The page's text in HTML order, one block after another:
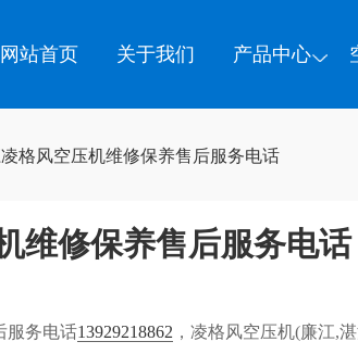
网站首页 关于我们 产品中心
格风空压机维修保养售后服务电话
维修保养售后服务电话
服务电话13929218862 ，凌格风空压机(廉江,